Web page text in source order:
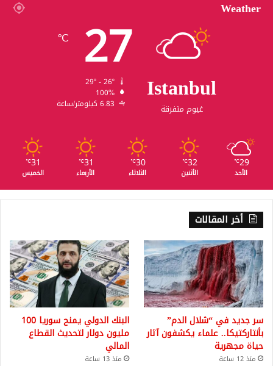
Weather
Istanbul
غيوم متفرقة
27
℃
100%
6.83 كيلومتر/ساعة
29
℃
الأحد
32
℃
الأثنين
30
℃
الثلاثاء
31
℃
الأربعاء
31
℃
الخميس
أخر المقالات
سر جديد في “شلال الدم”
بأنتاركتيكا.. علماء يكشفون آثار
حياة مجهرية
منذ 12 ساعة
البنك الدولي يمنح سوريا 100
مليون دولار لتحديث القطاع
المالي
منذ 13 ساعة